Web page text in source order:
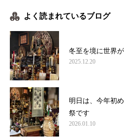
よく読まれているブログ
冬至を境に世界
2025.12.20
明日は、今年初
祭です
2026.01.10